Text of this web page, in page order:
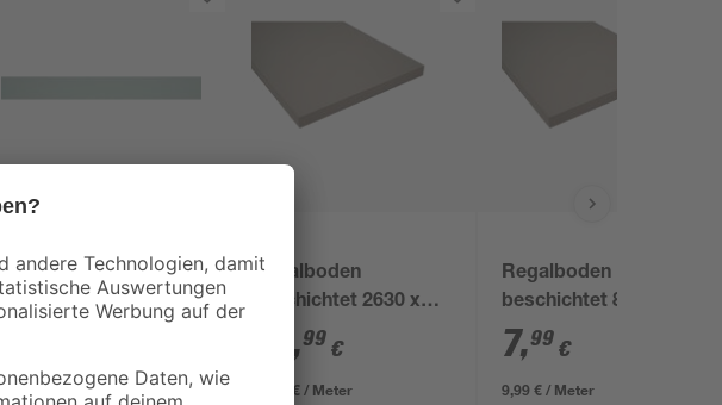
Kantenumleimer grau
500 x 2 cm
1,30 € / Meter
Regalboden
beschichtet 2630 x
400 x 19 mm
,99 €
11,02 € / Meter
Regalboden
beschichtet 800 x 250
x 16 mm
7,99 €
9,99 € / Meter